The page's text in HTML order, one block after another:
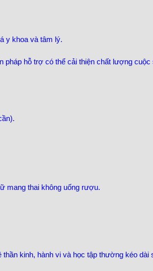
y khoa và tâm lý.
pháp hỗ trợ có thể cải thiện chất lượng cuộc
mang thai không uống rượu.
kinh, hành vi và học tập thường kéo